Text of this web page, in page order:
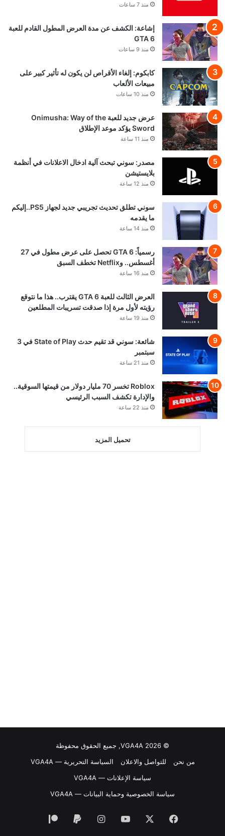
منذ 7 ساعات
إشاعة: الكشف عن مدة العرض المطول القادم للعبة
GTA 6
منذ 9 ساعات
كابكوم: إلغاء الأقراص لن يكون له تأثير كبير على
مبيعات الألعاب
منذ 10 ساعات
عرض جديد للعبة Onimusha: Way of the
Sword يؤكد موعد الإطلاق
منذ 11 ساعة
مصدر: سوني تبحث آلية ادخال الاعلانات في أنظمة
بلايستيشن
منذ 12 ساعة
سوني تطلق تحديث تجريبي جديد لجهاز PS5..إليكم
ما يقدمه
منذ 14 ساعة
رسمياً: GTA 6 تحصل على عرض مطول في 27
أغسطس.. وNetflix تخطف السبق
منذ 16 ساعة
العرض الثالث للعبة GTA 6 يقترب.. هذا ما نتوقع
رؤيته لأول مرة إذا صدقت تسريبات المطلعين
منذ 19 ساعة
شائعة: سوني قد تقيم حدث State of Play في 3
سبتمبر
منذ 21 ساعة
Roblox تخسر 70 مليار دولار من قيمتها السوقية..
والإدارة تكشف السبب الرئيسي
منذ 22 ساعة
تحميل المزيد
© VGA4A 2026, جميع الحقوق محفوظة
من نحن
للتواصل والاعلان
السياسة التحريرية — VGA4A
سياسة الإعلانات — VGA4A
سياسة الخصوصية وحماية البيانات — VGA4A
فيسبوك ‫YouTubeانستقرام
‏Paypal
‫Patreon